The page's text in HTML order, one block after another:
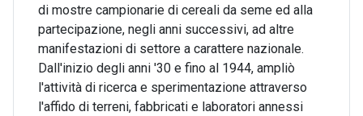
di mostre campionarie di cereali da seme ed alla
partecipazione, negli anni successivi, ad altre
manifestazioni di settore a carattere nazionale.
Dall'inizio degli anni '30 e fino al 1944, ampliò
l'attività di ricerca e sperimentazione attraverso
l'affido di terreni, fabbricati e laboratori annessi